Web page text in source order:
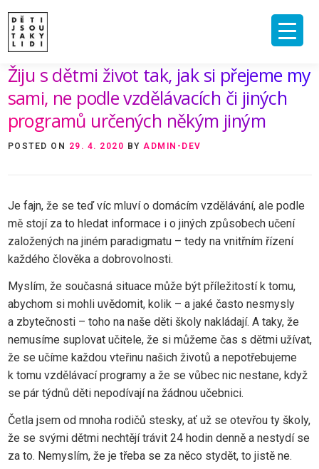
content
ÚVOD
O MNĚ A O PROJEKTU
NAKLADATELSTVÍ
E-SHOP
VIDEA A ROZHOVORY
ARCHIV ČLÁNKŮ
PODPOŘIT
KONTAKT
Žiju s dětmi život tak, jak si přejeme my
sami, ne podle vzdělávacích či jiných
programů určených někým jiným
POSTED ON 29. 4. 2020 BY ADMIN-DEV
Je fajn, že se teď víc mluví o domácím vzdělávání, ale podle
mě stojí za to hledat informace i o jiných způsobech učení
založených na jiném paradigmatu – tedy na vnitřním řízení
každého člověka a dobrovolnosti.
Myslím, že současná situace může být příležitostí k tomu,
abychom si mohli uvědomit, kolik – a jaké často nesmysly
a zbytečnosti – toho na naše děti školy nakládají. A taky, že
nemusíme suplovat učitele, že si můžeme čas s dětmi užívat,
že se učíme každou vteřinu našich životů a nepotřebujeme
k tomu vzdělávací programy a že se vůbec nic nestane, když
se pár týdnů děti nepodívají na žádnou učebnici.
Četla jsem od mnoha rodičů stesky, ať už se otevřou ty školy,
že se svými dětmi nechtějí trávit 24 hodin denně a nestydí se
za to. Nemyslím, že je třeba se za něco stydět, to jistě ne.